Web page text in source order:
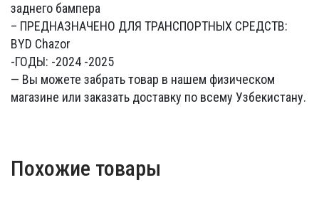
заднего бампера
– ПРЕДНАЗНАЧЕНО ДЛЯ ТРАНСПОРТНЫХ СРЕДСТВ:
BYD Chazor
-ГОДЫ: -2024 -2025
— Вы можете забрать товар в нашем физическом
магазине или заказать доставку по всему Узбекистану.
Похожие товары